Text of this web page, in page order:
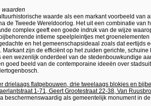
waarden
waarde als een markant voorbeeld van
de Tweede Wereldoorlog. Het uit een combinatie van
complex geeft een goede indruk van de wijze
intieme speelpleintjes met
en het gemeenschapsideaal zoals dat eertijds
Markant zijn de efficiënt op het zuiden gerichte,
een wezenlijk onderdeel van de stedenbouwkundige
goed beeld van de contemporaine ideeën over
drielaags flatgebouwen, drie tweelaags blokjes en
1-71, Geert Grootestraat 22-38, Van
beschermenswaardig als gemeentelijk monument in